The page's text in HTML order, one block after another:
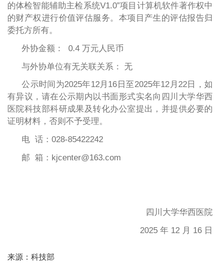
的体检智能辅助主检系统V1.0”项目计算机软件著作权中
的财产权进行价值评估服务。本项目产生的评估报告归
委托方所有。
外协金额：0.4 万元人民币
与外协单位有无关联关系： 无
公示时间为2025年12月16日至2025年12月22 日
，如
有异议，请在公示期内以书面形式实名向四川大学华西
医院科技部科研成果及转化办公室提出，并提供必要的
证明材料，否则不予受理。
电 话：028-85422242
邮 箱： kjcenter@163.com
四川大学华西医院
2025 年 12 月 16 日
来源：科技部